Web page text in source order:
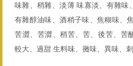
味雜、稍雜、淡薄 味寡淡、有雜味
有雜醇油味、酒稍子味、焦糊味、
苦澀、苦澀、稍苦、苦、後苦、苦
較大、過甜 生料味、黴味、異味、刺